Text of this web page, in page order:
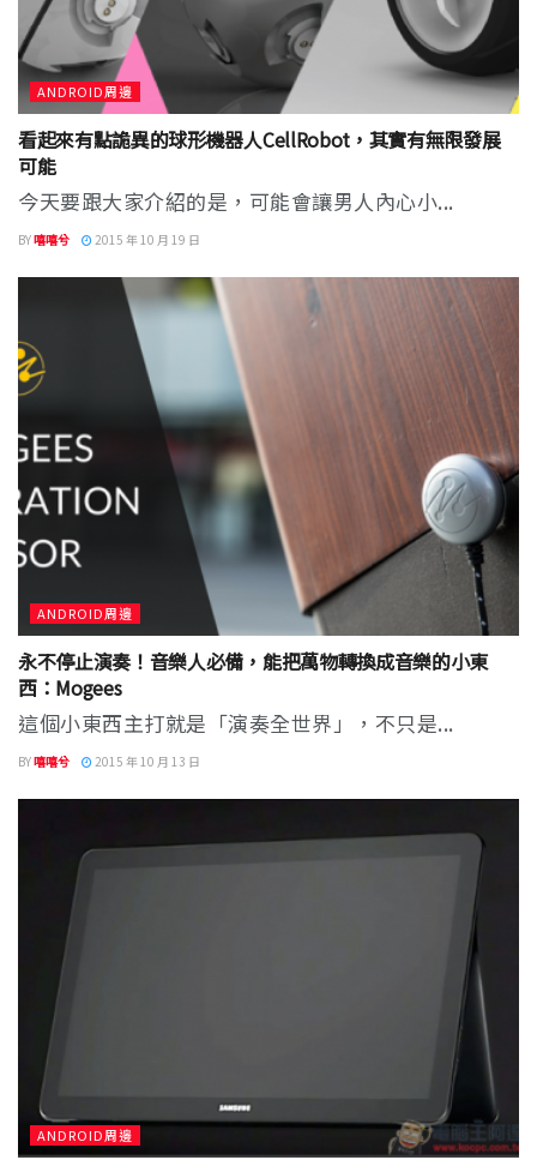
ANDROID周邊
看起來有點詭異的球形機器人CellRobot，其實有無限發展
可能
今天要跟大家介紹的是，可能會讓男人內心小...
BY嘻嘻兮 2015 年 10 月 19 日
ANDROID周邊
永不停止演奏！音樂人必備，能把萬物轉換成音樂的小東
西：Mogees
這個小東西主打就是「演奏全世界」，不只是...
BY嘻嘻兮 2015 年 10 月 13 日
ANDROID周邊